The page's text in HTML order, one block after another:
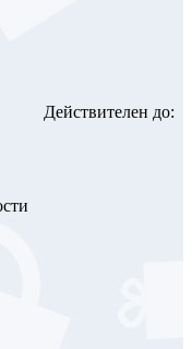
Действителен до: